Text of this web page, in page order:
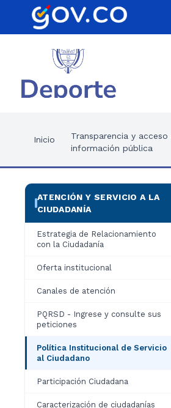
Inicio
Transparencia y acceso
información pública
ATENCIÓN Y SERVICIO A LA
CIUDADANÍA
Estrategia de Relacionamiento
con la Ciudadanía
Oferta institucional
Canales de atención
PQRSD - Ingrese y consulte sus
peticiones
Política Institucional de Servicio
al Ciudadano
Participación Ciudadana
Caracterización de ciudadanías